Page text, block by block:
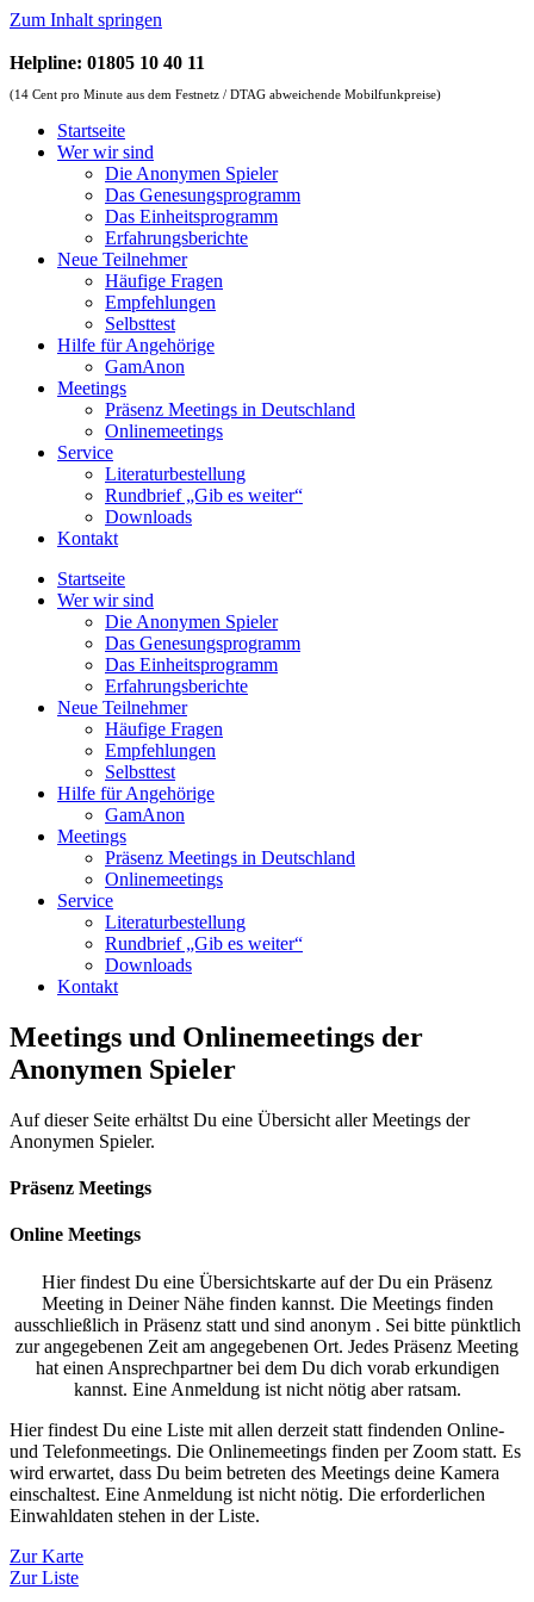
Zum Inhalt springen
Helpline: 01805 10 40 11
(14 Cent pro Minute aus dem Festnetz / DTAG abweichende Mobilfunkpreise)
Startseite
Wer wir sind
Die Anonymen Spieler
Das Genesungsprogramm
Das Einheitsprogramm
Erfahrungsberichte
Neue Teilnehmer
Häufige Fragen
Empfehlungen
Selbsttest
Hilfe für Angehörige
GamAnon
Meetings
Präsenz Meetings in Deutschland
Onlinemeetings
Service
Literaturbestellung
Rundbrief „Gib es weiter“
Downloads
Kontakt
Startseite
Wer wir sind
Die Anonymen Spieler
Das Genesungsprogramm
Das Einheitsprogramm
Erfahrungsberichte
Neue Teilnehmer
Häufige Fragen
Empfehlungen
Selbsttest
Hilfe für Angehörige
GamAnon
Meetings
Präsenz Meetings in Deutschland
Onlinemeetings
Service
Literaturbestellung
Rundbrief „Gib es weiter“
Downloads
Kontakt
Meetings und Onlinemeetings der
Anonymen Spieler
Auf dieser Seite erhältst Du eine Übersicht aller Meetings der
Anonymen Spieler.
Präsenz Meetings
Online Meetings
Hier findest Du eine Übersichtskarte auf der Du ein Präsenz
Meeting in Deiner Nähe finden kannst. Die Meetings finden
ausschließlich in Präsenz statt und sind anonym . Sei bitte pünktlich
zur angegebenen Zeit am angegebenen Ort. Jedes Präsenz Meeting
hat einen Ansprechpartner bei dem Du dich vorab erkundigen
kannst. Eine Anmeldung ist nicht nötig aber ratsam.
Hier findest Du eine Liste mit allen derzeit statt findenden Online-
und Telefonmeetings. Die Onlinemeetings finden per Zoom statt. Es
wird erwartet, dass Du beim betreten des Meetings deine Kamera
einschaltest. Eine Anmeldung ist nicht nötig. Die erforderlichen
Einwahldaten stehen in der Liste.
Zur Karte
Zur Liste